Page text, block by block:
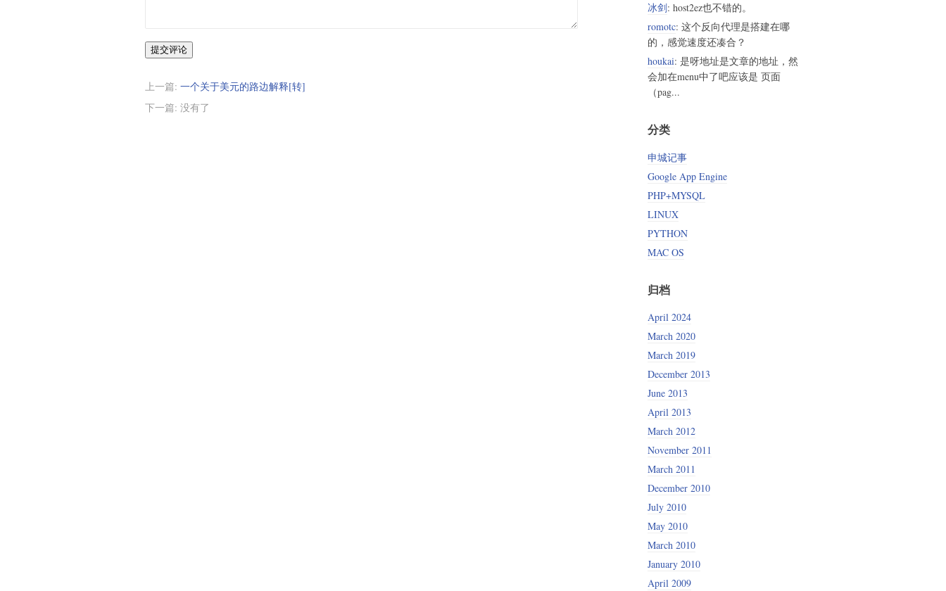
提交评论
上一篇: 一个关于美元的路边解释[转]
下一篇: 没有了
冰剑: host2ez也不错的。
romotc: 这个反向代理是搭建在哪
的，感觉速度还凑合？
houkai: 是呀地址是文章的地址，然
会加在menu中了吧应该是 页面
（pag...
分类
申城记事
Google App Engine
PHP+MYSQL
LINUX
PYTHON
MAC OS
归档
April 2024
March 2020
March 2019
December 2013
June 2013
April 2013
March 2012
November 2011
March 2011
December 2010
July 2010
May 2010
March 2010
January 2010
April 2009